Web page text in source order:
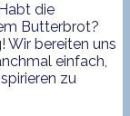
die
Butterbrot?
Wir bereiten uns
einfach,
zu